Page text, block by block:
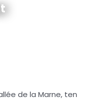
de la Marne, ten